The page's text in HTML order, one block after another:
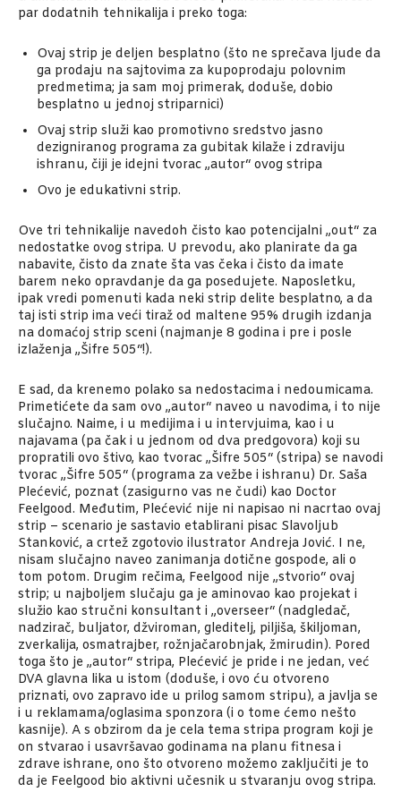
par dodatnih tehnikalija i preko toga:
Ovaj strip je deljen besplatno (što ne sprečava ljude da
ga prodaju na sajtovima za kupoprodaju polovnim
predmetima; ja sam moj primerak, doduše, dobio
besplatno u jednoj striparnici)
Ovaj strip služi kao promotivno sredstvo jasno
dezigniranog programa za gubitak kilaže i zdraviju
ishranu, čiji je idejni tvorac „autor“ ovog stripa
Ovo je edukativni strip.
Ove tri tehnikalije navedoh čisto kao potencijalni „out“ za
nedostatke ovog stripa. U prevodu, ako planirate da ga
nabavite, čisto da znate šta vas čeka i čisto da imate
barem neko opravdanje da ga posedujete. Naposletku,
ipak vredi pomenuti kada neki strip delite besplatno, a da
taj isti strip ima veći tiraž od maltene 95% drugih izdanja
na domaćoj strip sceni (najmanje 8 godina i pre i posle
izlaženja „Šifre 505“!).
E sad, da krenemo polako sa nedostacima i nedoumicama.
Primetićete da sam ovo „autor“ naveo u navodima, i to nije
slučajno. Naime, i u medijima i u intervjuima, kao i u
najavama (pa čak i u jednom od dva predgovora) koji su
propratili ovo štivo, kao tvorac „Šifre 505“ (stripa) se navodi
tvorac „Šifre 505“ (programa za vežbe i ishranu) Dr. Saša
Plećević, poznat (zasigurno vas ne čudi) kao Doctor
Feelgood. Međutim, Plećević nije ni napisao ni nacrtao ovaj
strip – scenario je sastavio etablirani pisac Slavoljub
Stanković, a crtež zgotovio ilustrator Andreja Jović. I ne,
nisam slučajno naveo zanimanja dotične gospode, ali o
tom potom. Drugim rečima, Feelgood nije „stvorio“ ovaj
strip; u najboljem slučaju ga je aminovao kao projekat i
služio kao stručni konsultant i „overseer“ (nadgledač,
nadzirač, buljator, džviroman, gleditelj, piljiša, škiljoman,
zverkalija, osmatrajber, rožnjačarobnjak, žmirudin). Pored
toga što je „autor“ stripa, Plećević je pride i ne jedan, već
DVA glavna lika u istom (doduše, i ovo ću otvoreno
priznati, ovo zapravo ide u prilog samom stripu), a javlja se
i u reklamama/oglasima sponzora (i o tome ćemo nešto
kasnije). A s obzirom da je cela tema stripa program koji je
on stvarao i usavršavao godinama na planu fitnesa i
zdrave ishrane, ono što otvoreno možemo zaključiti je to
da je Feelgood bio aktivni učesnik u stvaranju ovog stripa.